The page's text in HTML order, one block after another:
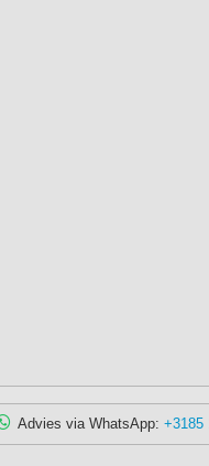
Advies via WhatsApp: +3185